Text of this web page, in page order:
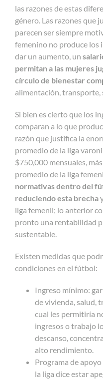
las razones de estas
género. Las razones que
parecen ser siempre
femenino no produce los
dar un aumento, un
permitan a las mujeres
círculo de bienestar
alimentación, transporte,
Si bien es cierto que los
comparan a lo que
razón que justifica la
promedio de la liga
$750,000 mensuales,
promedio de la liga
normativas dentro del
reduciendo esta brecha
liga femenil; lo anterior
pronto una rentabilidad
sustentable.
Existen medidas que
condiciones en el fútbol:
Ingreso mínimo:
de vivienda, salud,
cual les permitiría
ingresos o trabajo
descanso,
alto rendimiento.
Programa de
la liga dice estar